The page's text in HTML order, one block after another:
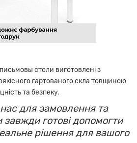
столи виготовлені з
гартованого скла товщиною
та безпеку.
для замовлення та
завжди готові допомогти
рішення для вашого